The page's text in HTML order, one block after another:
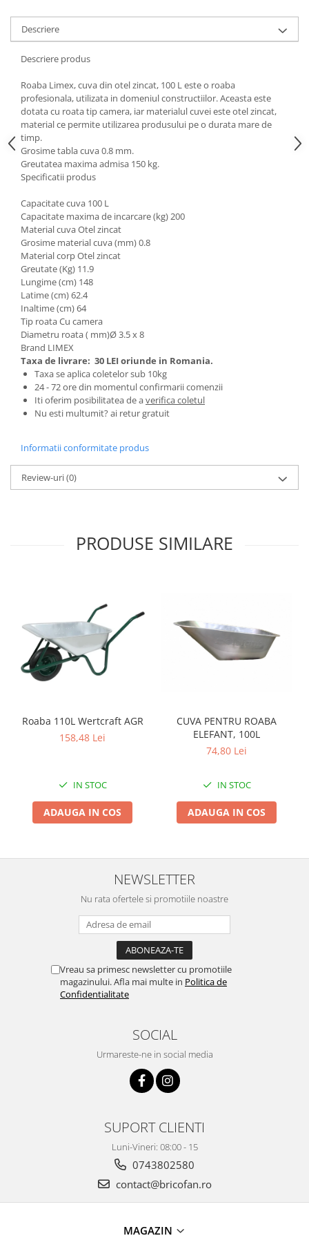
Zootehnie
Incubatoare, oparitoare si
deplumatoare
Aparate de tuns animale
Piese si accesorii aparate de tuns
animale
Tarcuri animale
Semanatori
Masini batut stalpi si accesorii
Roabe & accesorii
Casute gradina si cutii depozitare
Mobilier gradina
Corturi, Prelate si plase de
umbrire
Lopeti zapada
Zdrobitoare si teascuri
Teascuri
Zdrobitoare electrice
Zdrobitoare electrice & manuale
Zdrobitoare manuale
Masini de cusut si accesorii
Suflante si aspiratoare exterior
Masini batut stalpi
Pentru Casa si Camping
Aragaze, plite, piese butelii de
voiaj
Accesorii aragaze & butelii
Gratare
Pirostrii si accesorii pentru gatit
Prelungitoare & cabluri electrice
Lumina de crestere pentru plante
Proiectoare & lampi de lucru
Cantarire
Cantare comerciale
Aparate de spalat cu presiune si
Aparate de spalat cu presiune
Articole si accesorii pentru baie
Descriere
Descriere produs
Roaba Limex, cuva din otel zincat, 100 L este o roaba
profesionala, utilizata in domeniul constructiilor. Aceasta este
dotata cu roata tip camera, iar materialul cuvei este otel zincat,
material ce permite utilizarea produsului pe o durata mare de
timp.
Grosime tabla cuva 0.8 mm.
Greutatea maxima admisa 150 kg.
Specificatii produs
Capacitate cuva 100 L
Capacitate maxima de incarcare (kg) 200
Material cuva Otel zincat
Grosime material cuva (mm) 0.8
Material corp Otel zincat
Greutate (Kg) 11.9
Lungime (cm) 148
Latime (cm) 62.4
Inaltime (cm) 64
Tip roata Cu camera
Diametru roata ( mm)Ø 3.5 x 8
Brand LIMEX
Taxa de livrare: 30 LEI oriunde in Romania.
Taxa se aplica coletelor sub 10kg
24 - 72 ore din momentul confirmarii comenzii
Iti oferim posibilitatea de averifica coletul
Nu esti multumit? ai retur gratuit
Informatii conformitate produs
Review-uri(0)
PRODUSE SIMILARE
Roaba 110L Wertcraft AGR
158,48 Lei
IN STOC
ADAUGA IN COS
CUVA PENTRU ROABA
ELEFANT, 100L
74,80 Lei
IN STOC
ADAUGA IN COS
NEWSLETTER
Nu rata ofertele si promotiile noastre
Vreau sa primesc newsletter cu promotiile
magazinului. Afla mai multe in Politica de
Confidentialitate
SOCIAL
Urmareste-ne in social media
SUPORT CLIENTI
Luni-Vineri: 08:00 - 15
0743802580
contact@bricofan.ro
MAGAZIN